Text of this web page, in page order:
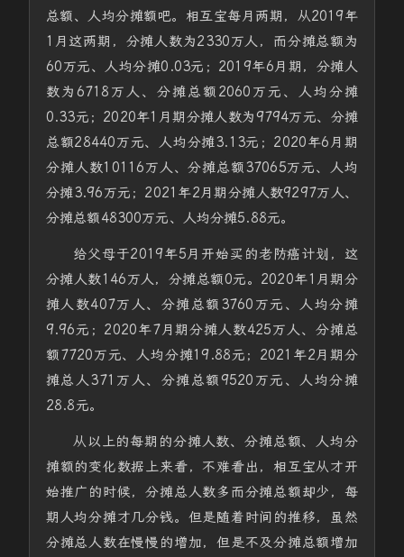
总额、人均分摊额吧。相互宝每月两期，从2019年
1月这两期，分摊人数为2330万人，而分摊总额为
60万元、人均分摊0.03元；2019年6月期，分摊人
数为6718万人、分摊总额2060万元、人均分摊
0.33元；2020年1月期分摊人数为9794万元、分摊
总额28440万元、人均分摊3.13元；2020年6月期
分摊人数10116万人、分摊总额37065万元、人均
分摊3.96万元；2021年2月期分摊人数9297万人、
分摊总额48300万元、人均分摊5.88元。
给父母于2019年5月开始买的老防癌计划，这
分摊人数146万人，分摊总额0元。2020年1月期分
摊人数407万人、分摊总额3760万元、人均分摊
9.96元；2020年7月期分摊人数425万人、分摊总
额7720万元、人均分摊19.88元；2021年2月期分
摊总人371万人、分摊总额9520万元、人均分摊
28.8元。
从以上的每期的分摊人数、分摊总额、人均分
摊额的变化数据上来看，不难看出，相互宝从才开
始推广的时候，分摊总人数多而分摊总额却少，每
期人均分摊才几分钱。但是随着时间的推移，虽然
分摊总人数在慢慢的增加，但是不及分摊总额增加